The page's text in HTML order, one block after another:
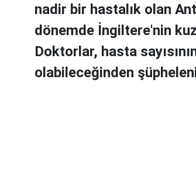
nadir bir hastalık olan
dönemde İngiltere'nin
Doktorlar, hasta
olabileceğinden